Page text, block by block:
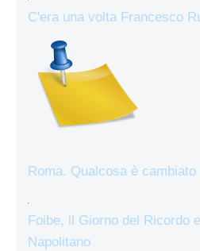
C'era una volta Francesco
Roma. Qualcosa è cambiato
Foibe, il Giorno del Ricordo
Napolitano